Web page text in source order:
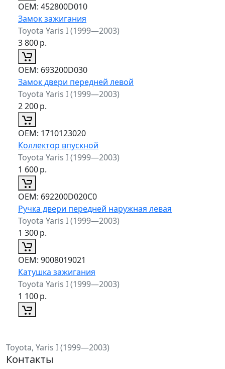
ОЕМ: 452800D010
Замок зажигания
Toyota Yaris I (1999—2003)
3 800р.
ОЕМ: 693200D030
Замок двери передней левой
Toyota Yaris I (1999—2003)
2 200р.
ОЕМ: 1710123020
Коллектор впускной
Toyota Yaris I (1999—2003)
1 600р.
ОЕМ: 692200D020C0
Ручка двери передней наружная левая
Toyota Yaris I (1999—2003)
1 300р.
ОЕМ: 9008019021
Катушка зажигания
Toyota Yaris I (1999—2003)
1 100р.
Toyota, Yaris I (1999—2003)
Контакты